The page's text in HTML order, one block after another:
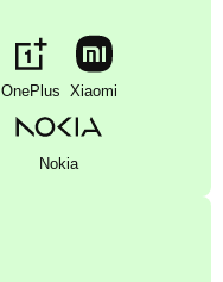
OnePlus Xiaomi
Nokia